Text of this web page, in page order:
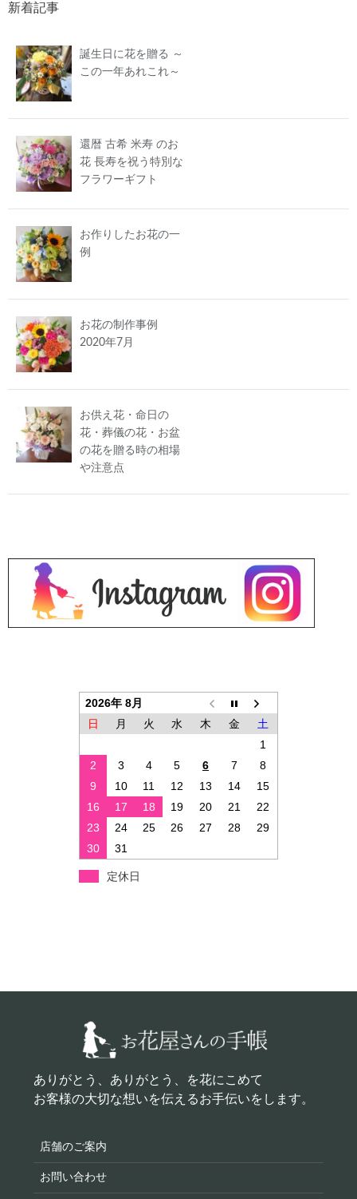
新着記事
誕生日に花を贈る ～
この一年あれこれ～
還暦 古希 米寿 のお
花 長寿を祝う特別な
フラワーギフト
お作りしたお花の一
例
お花の制作事例
2020年7月
お供え花・命日の
花・葬儀の花・お盆
の花を贈る時の相場
や注意点
2026年 8月
日
月 火 水 木 金
土
1
2
3 4 5 6 7
8
9
10 11 12 13 14
15
16
17 18 19 20 21
22
23
24 25 26 27 28
29
30
31
定休日
ありがとう、ありがとう、を花にこめて
お客様の大切な想いを伝えるお手伝いをします。
店舗のご案内
お問い合わせ